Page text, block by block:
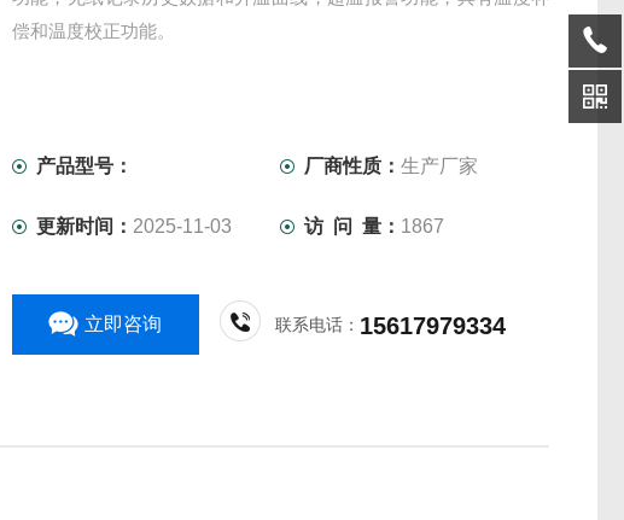
偿和温度校正功能。
产品型号： 厂商性质：生产厂家
更新时间： 2025-11-03 访 问 量： 1867
立即咨询 联系电话： 15617979334